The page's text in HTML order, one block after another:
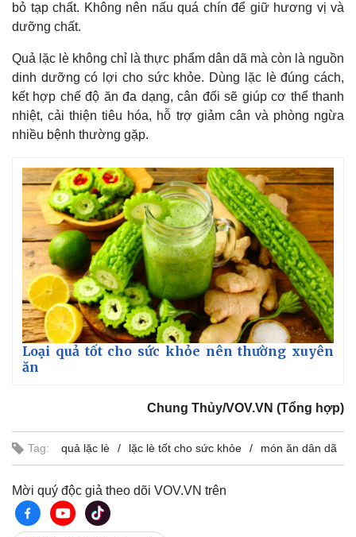
bỏ tạp chất. Không nên nấu quá chín để giữ hương vị và
dưỡng chất.
Quả lặc lè không chỉ là thực phẩm dân dã mà còn là nguồn
dinh dưỡng có lợi cho sức khỏe. Dùng lặc lè đúng cách,
kết hợp chế độ ăn đa dạng, cân đối sẽ giúp cơ thể thanh
nhiệt, cải thiện tiêu hóa, hỗ trợ giảm cân và phòng ngừa
nhiều bệnh thường gặp.
Loại quả tốt cho sức khỏe nên thường xuyên
ăn
Chung Thủy/VOV.VN (Tổng hợp)
Tag: quả lặc lè lặc lè tốt cho sức khỏe món ăn dân dã
Mời quý độc giả theo dõi VOV.VN trên